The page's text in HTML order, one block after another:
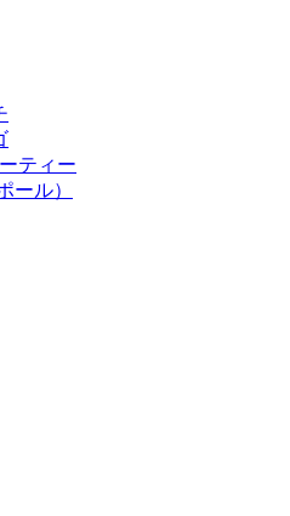
ティー
ール）